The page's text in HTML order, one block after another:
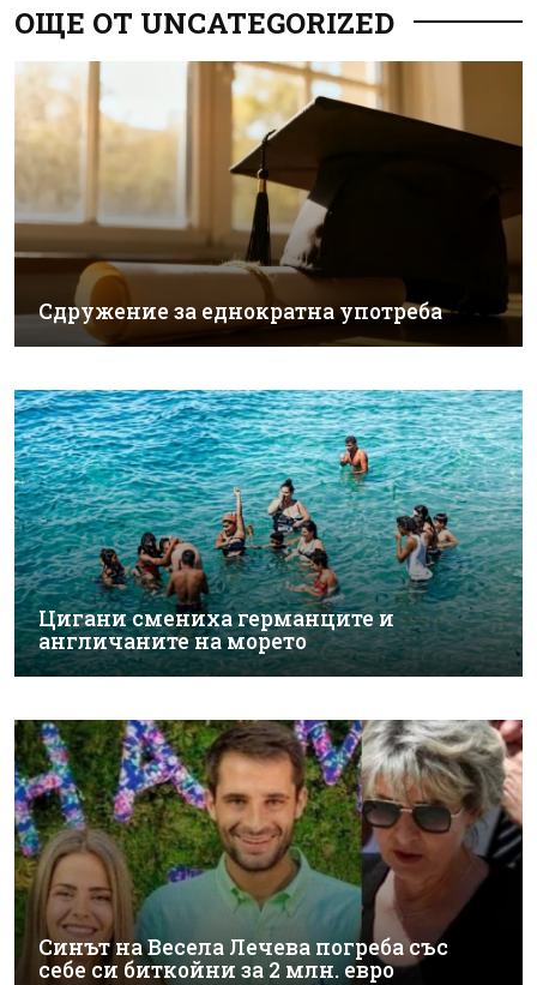
ОЩЕ ОТ UNCATEGORIZED
Сдружение за еднократна употреба
Цигани смениха германците и
англичаните на морето
Синът на Весела Лечева погреба със
себе си биткойни за 2 млн. евро